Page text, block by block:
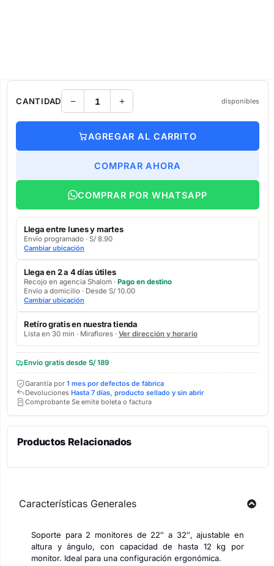
CANTIDAD disponibles
AGREGAR AL CARRITO
COMPRAR AHORA
COMPRAR POR WHATSAPP
Llega entre lunes y martes
Envío programado · S/ 8.90
Cambiar ubicación
Llega en 2 a 4 días útiles
Recojo en agencia Shalom · Pago en destino
Envío a domicilio · Desde S/ 10.00
Cambiar ubicación
Retíro gratis en nuestra tienda
Lista en 30 min · Miraflores · Ver dirección y horario
Envío gratis desde S/ 189
Garantía por 1 mes por defectos de fábrica
Devoluciones Hasta 7 días, producto sellado y sin abrir
Comprobante Se emite boleta o factura
Productos Relacionados
Características Generales
Soporte para 2 monitores de 22″ a 32″, ajustable en
altura y ángulo, con capacidad de hasta 12 kg por
monitor. Ideal para una configuración ergonómica.